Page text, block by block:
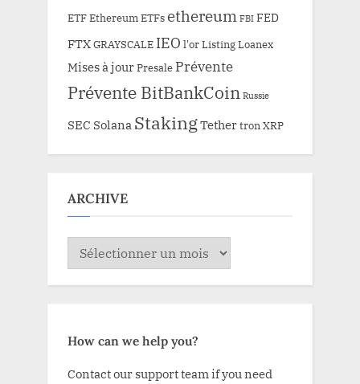
ETF Ethereum ETFs ethereum FBI FED
FTXGRAYSCALE IEO l'orListingLoanex
Mises à jourPresale Prévente
Prévente BitBankCoin Russie
SEC Solana StakingTethertron XRP
ARCHIVE
ARCHIVE
How can we help you?
Contact our support team if you need